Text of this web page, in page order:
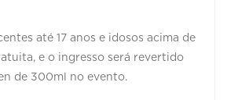
até 17 anos e idosos acima de
e o ingresso será revertido
de 300ml no evento.